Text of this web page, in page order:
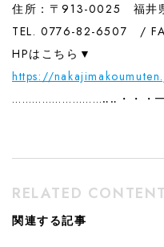
住所：〒913-0025 福井
TEL. 0776-82-6507 /
HPはこちら▼
https://
………………………‥‥・
RELATED
関連する記事